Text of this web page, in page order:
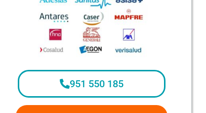
951 550 185